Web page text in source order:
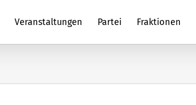
Veranstaltungen Partei Fraktionen